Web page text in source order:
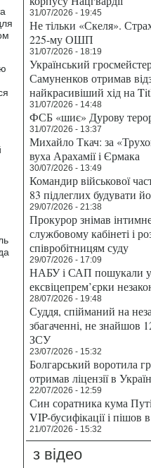
31/07/2026 - 19:45
Не тільки «Скеля».
225-му ОШП
31/07/2026 - 18:19
Український
Самуненков отримав
найкрасивіший хід на
31/07/2026 - 14:48
ФСБ «шиє» Дурову
31/07/2026 - 13:37
Михайло Ткач: за
вуха Арахамії і Єрмака
30/07/2026 - 13:49
Командир військової
83 підлеглих будувати
29/07/2026 - 21:38
Прокурор знімав
службовому кабінеті і
співробітницям суду
29/07/2026 - 17:09
НАБУ і САП пошукали у
ексвіцепрем’єрки
28/07/2026 - 19:48
Суддя, спійманий на
збагаченні, не знайшов
ЗСУ
23/07/2026 - 15:32
Болгарський воротила
отримав ліцензії в
22/07/2026 - 12:59
Син соратника кума
VIP-бусифікації і пішов
21/07/2026 - 15:32
з відео